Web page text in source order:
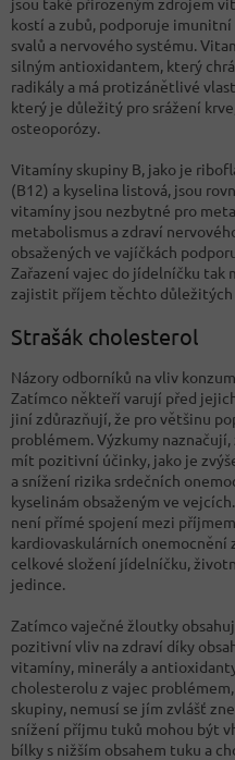
kostí a zubů, podporuje imunitní
svalů a nervového systému.
silným antioxidantem, který
radikály a má protizánětlivé
který je důležitý pro srážení
osteoporózy.
Vitamíny skupiny B, jako je
(B12) a kyselina listová, jsou
vitamíny jsou nezbytné pro
metabolismus a zdraví
obsažených ve vajíčkách
Zařazení vajec do jídelníčku tak
zajistit příjem těchto důležitých
Strašák cholesterol
Názory odborníků na vliv
Zatímco někteří varují před
jiní zdůrazňují, že pro většinu
problémem. Výzkumy
mít pozitivní účinky, jako je
a snížení rizika srdečních
kyselinám obsaženým ve
není přímé spojení mezi
kardiovaskulárních
celkové složení jídelníčku,
jedince.
Zatímco vaječné žloutky
pozitivní vliv na zdraví díky
vitamíny, minerály a
cholesterolu z vajec
skupiny, nemusí se jím zvlášť
snížení příjmu tuků mohou být
bílky s nižším obsahem tuku a